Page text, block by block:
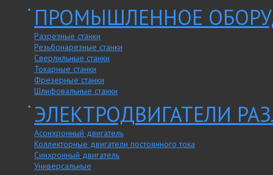
ПРОМЫШЛЕННОЕ
Разрезные станки
Резьбонарезные станки
Сверлильные станки
Токарные станки
Фрезерные станки
Шлифовальные станки
ЭЛЕКТРОДВИГАТЕЛИ
Асонхронный двигатель
Коллекторные двигатели постоянного тока
Синхронный двигатель
Универсальные